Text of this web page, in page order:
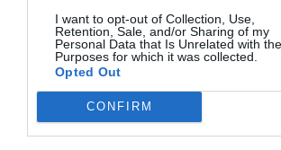
I want to opt-out of Collection, Use,
Retention, Sale, and/or Sharing of my
Personal Data that Is Unrelated with the
Purposes for which it was collected.
Opted Out
CONFIRM
El IBEX 35 cerró la sesión del
los 20.057 puntos, un nuevo